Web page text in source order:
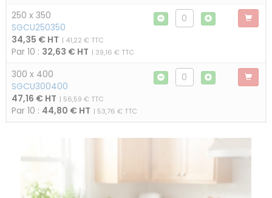
250 x 350
SGCU250350
34,35 € HT | 41,22 € TTC
Par 10 : 32,63 € HT | 39,16 € TTC
300 x 400
SGCU300400
47,16 € HT | 56,59 € TTC
Par 10 : 44,80 € HT | 53,76 € TTC